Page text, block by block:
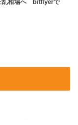
乱相場へ bitflyerで